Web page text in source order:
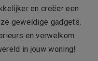
en creëer een
geweldige gadgets.
en verwelkom
in jouw woning!